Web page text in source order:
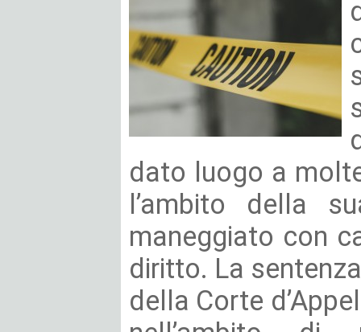
dato luogo a
l’ambito della
maneggiato con
diritto. La
della Corte